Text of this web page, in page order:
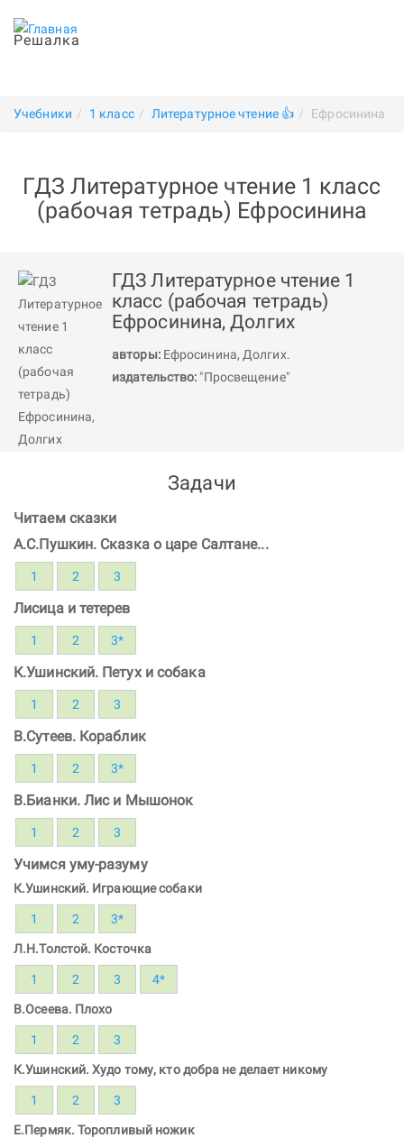
Решалка
Учебники 1 класс Литературное чтение 👍 Ефросинина
ГДЗ Литературное чтение 1 класс
(рабочая тетрадь) Ефросинина
ГДЗ Литературное чтение 1
класс (рабочая тетрадь)
Ефросинина, Долгих
авторы: Ефросинина, Долгих.
издательство: "Просвещение"
Задачи
Читаем сказки
А.С.Пушкин. Сказка о царе Салтане...
1 2 3
Лисица и тетерев
1 2 3*
К.Ушинский. Петух и собака
1 2 3
В.Сутеев. Кораблик
1 2 3*
В.Бианки. Лис и Мышонок
1 2 3
Учимся уму-разуму
К.Ушинский. Играющие собаки
1 2 3*
Л.Н.Толстой. Косточка
1 2 3 4*
В.Осеева. Плохо
1 2 3
К.Ушинский. Худо тому, кто добра не делает никому
1 2 3
Е.Пермяк. Торопливый ножик